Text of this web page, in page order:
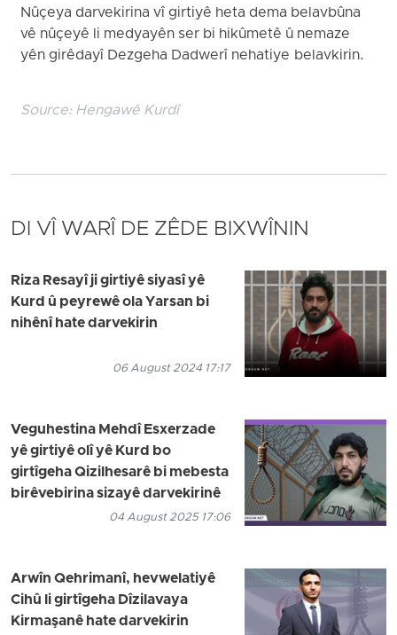
Nûçeya darvekirina vî girtiyê heta dema belavbûna
vê nûçeyê li medyayên ser bi hikûmetê û nemaze
yên girêdayî Dezgeha Dadwerî nehatiye belavkirin.
Source: Hengawê Kurdî
DI VÎ WARÎ DE ZÊDE BIXWÎNIN
Riza Resayî ji girtiyê siyasî yê
Kurd û peyrewê ola Yarsan bi
nihênî hate darvekirin
06 August 2024 17:17
Veguhestina Mehdî Esxerzade
yê girtiyê olî yê Kurd bo
girtîgeha Qizilhesarê bi mebesta
birêvebirina sizayê darvekirinê
04 August 2025 17:06
Arwîn Qehrimanî, hevwelatiyê
Cihû li girtîgeha Dîzilavaya
Kirmaşanê hate darvekirin